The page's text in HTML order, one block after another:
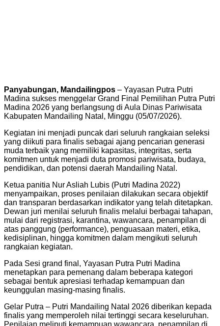
Panyabungan, Mandailingpos – Yayasan Putra Putri
Madina sukses menggelar Grand Final Pemilihan Putra Putri
Madina 2026 yang berlangsung di Aula Dinas Pariwisata
Kabupaten Mandailing Natal, Minggu (05/07/2026).
Kegiatan ini menjadi puncak dari seluruh rangkaian seleksi
yang diikuti para finalis sebagai ajang pencarian generasi
muda terbaik yang memiliki kapasitas, integritas, serta
komitmen untuk menjadi duta promosi pariwisata, budaya,
pendidikan, dan potensi daerah Mandailing Natal.
Ketua panitia Nur Asliah Lubis (Putri Madina 2022)
menyampaikan, proses penilaian dilakukan secara objektif
dan transparan berdasarkan indikator yang telah ditetapkan.
Dewan juri menilai seluruh finalis melalui berbagai tahapan,
mulai dari registrasi, karantina, wawancara, penampilan di
atas panggung (performance), penguasaan materi, etika,
kedisiplinan, hingga komitmen dalam mengikuti seluruh
rangkaian kegiatan.
Pada Sesi grand final, Yayasan Putra Putri Madina
menetapkan para pemenang dalam beberapa kategori
sebagai bentuk apresiasi terhadap kemampuan dan
keunggulan masing-masing finalis.
Gelar Putra – Putri Mandailing Natal 2026 diberikan kepada
finalis yang memperoleh nilai tertinggi secara keseluruhan.
Penilaian meliputi kemampuan wawancara, penampilan di